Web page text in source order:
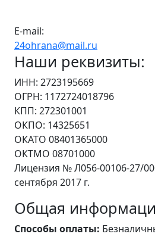
E-mail:
24ohrana@mail.ru
Наши реквизиты:
ИНН: 2723195669
ОГРН: 1172724018796
КПП: 272301001
ОКПО: 14325651
ОКАТО 08401365000
ОКТМО 08701000
Лицензия № Л056-00106-27/
сентября 2017 г.
Общая
Способы оплаты: